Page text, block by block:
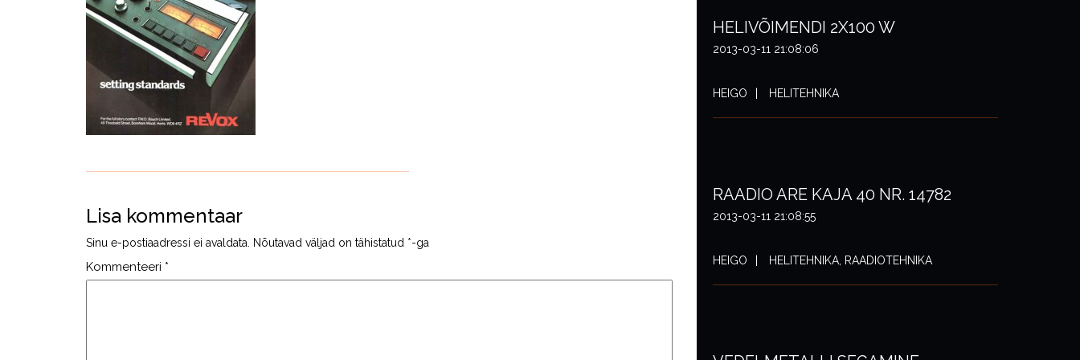
Lisa kommentaar
Sinu e-postiaadressi ei avaldata. Nõutavad väljad on tähistatud *-ga
Kommenteeri *
HELIVÕIMENDI 2X100 W
2013-03-11 21:08:06
HEIGO HELITEHNIKA
RAADIO ARE KAJA 40 NR. 14782
2013-03-11 21:08:55
HEIGO HELITEHNIKA, RAADIOTEHNIKA